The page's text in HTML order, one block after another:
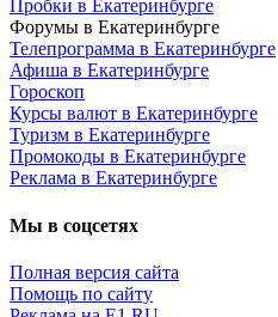
Пробки в Екатеринбурге
Форумы в Екатеринбурге
Телепрограмма в Екатеринбурге
Афиша в Екатеринбурге
Гороскоп
Курсы валют в Екатеринбурге
Туризм в Екатеринбурге
Промокоды в Екатеринбурге
Реклама в Екатеринбурге
Мы в соцсетях
Полная версия сайта
Помощь по сайту